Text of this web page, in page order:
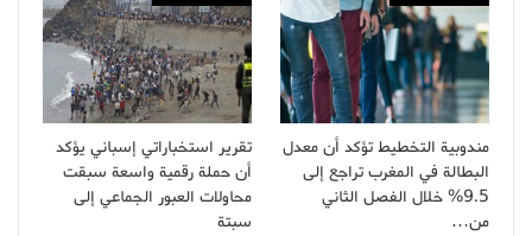
مندوبية التخطيط تؤكد أن معدل
البطالة في المغرب تراجع إلى
9.5% خلال الفصل الثاني
من…
تقرير استخباراتي إسباني يؤكد
أن حملة رقمية واسعة سبقت
محاولات العبور الجماعي إلى
سبتة